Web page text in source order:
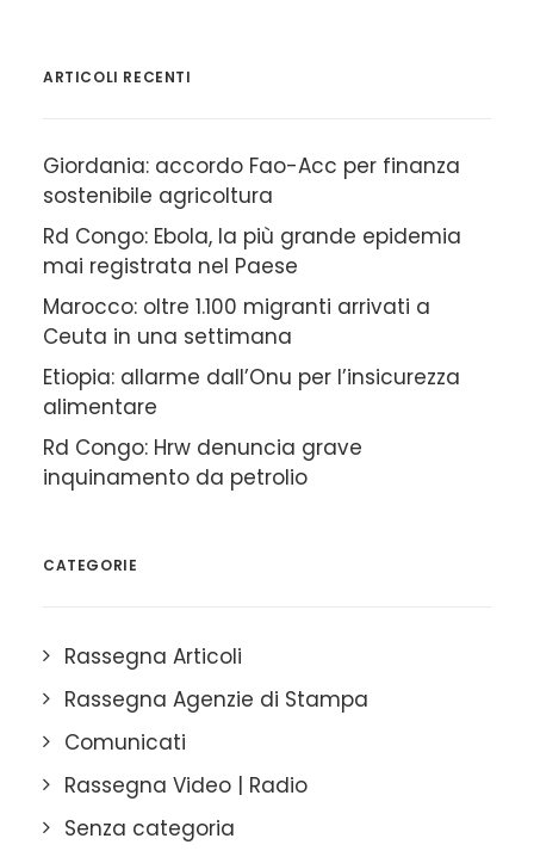
ARTICOLI RECENTI
Giordania: accordo Fao-Acc per finanza
sostenibile agricoltura
Rd Congo: Ebola, la più grande epidemia
mai registrata nel Paese
Marocco: oltre 1.100 migranti arrivati a
Ceuta in una settimana
Etiopia: allarme dall’Onu per l’insicurezza
alimentare
Rd Congo: Hrw denuncia grave
inquinamento da petrolio
CATEGORIE
Rassegna Articoli
Rassegna Agenzie di Stampa
Comunicati
Rassegna Video | Radio
Senza categoria